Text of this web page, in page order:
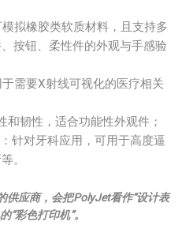
模拟橡胶类软质材料，且支持多
按钮、柔性件的外观与手感验
于需要X射线可视化的医疗相关
和韧性，适合功能性外观件；
：针对牙科应用，可用于高度逼
。
供应商，会把PolyJet看作“设计表
“彩色打印机”。